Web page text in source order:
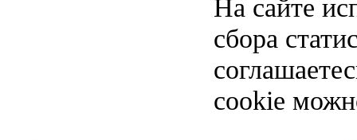
На сайте
сбора
cookie